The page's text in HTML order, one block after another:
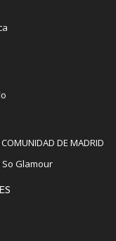
DE MADRID
Glamour